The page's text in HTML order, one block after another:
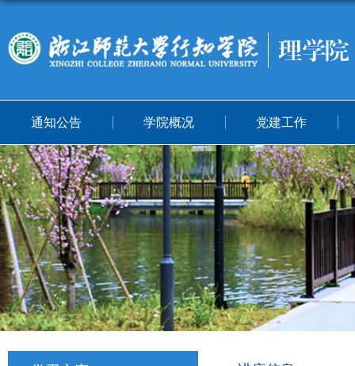
通知公告 学院概况 党建工作